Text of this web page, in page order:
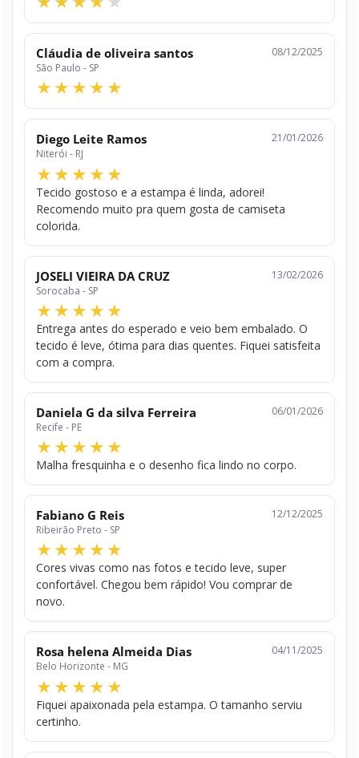
Cláudia de oliveira santos
São Paulo - SP
08/12/2025
Diego Leite Ramos
Niterói - RJ
21/01/2026
Tecido gostoso e a estampa é linda, adorei!
Recomendo muito pra quem gosta de camiseta
colorida.
JOSELI VIEIRA DA CRUZ
Sorocaba - SP
13/02/2026
Entrega antes do esperado e veio bem embalado. O
tecido é leve, ótima para dias quentes. Fiquei satisfeita
com a compra.
Daniela G da silva Ferreira
Recife - PE
06/01/2026
Malha fresquinha e o desenho fica lindo no corpo.
Fabiano G Reis
Ribeirão Preto - SP
12/12/2025
Cores vivas como nas fotos e tecido leve, super
confortável. Chegou bem rápido! Vou comprar de
novo.
Rosa helena Almeida Dias
Belo Horizonte - MG
04/11/2025
Fiquei apaixonada pela estampa. O tamanho serviu
certinho.